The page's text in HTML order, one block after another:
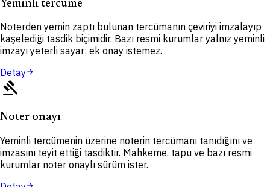
Yeminli tercüme
Noterden yemin zaptı bulunan tercümanın çeviriyi imzalayıp
kaşelediği tasdik biçimidir. Bazı resmi kurumlar yalnız yeminli
imzayı yeterli sayar; ek onay istemez.
Detayarrow_forward
gavel
Noter onayı
Yeminli tercümenin üzerine noterin tercümanı tanıdığını ve
imzasını teyit ettiği tasdiktir. Mahkeme, tapu ve bazı resmi
kurumlar noter onaylı sürüm ister.